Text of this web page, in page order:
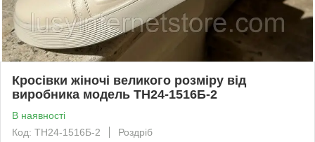
Кросівки жіночі великого розміру від
виробника модель ТН24-1516Б-2
В наявності
Код: ТН24-1516Б-2
Роздріб